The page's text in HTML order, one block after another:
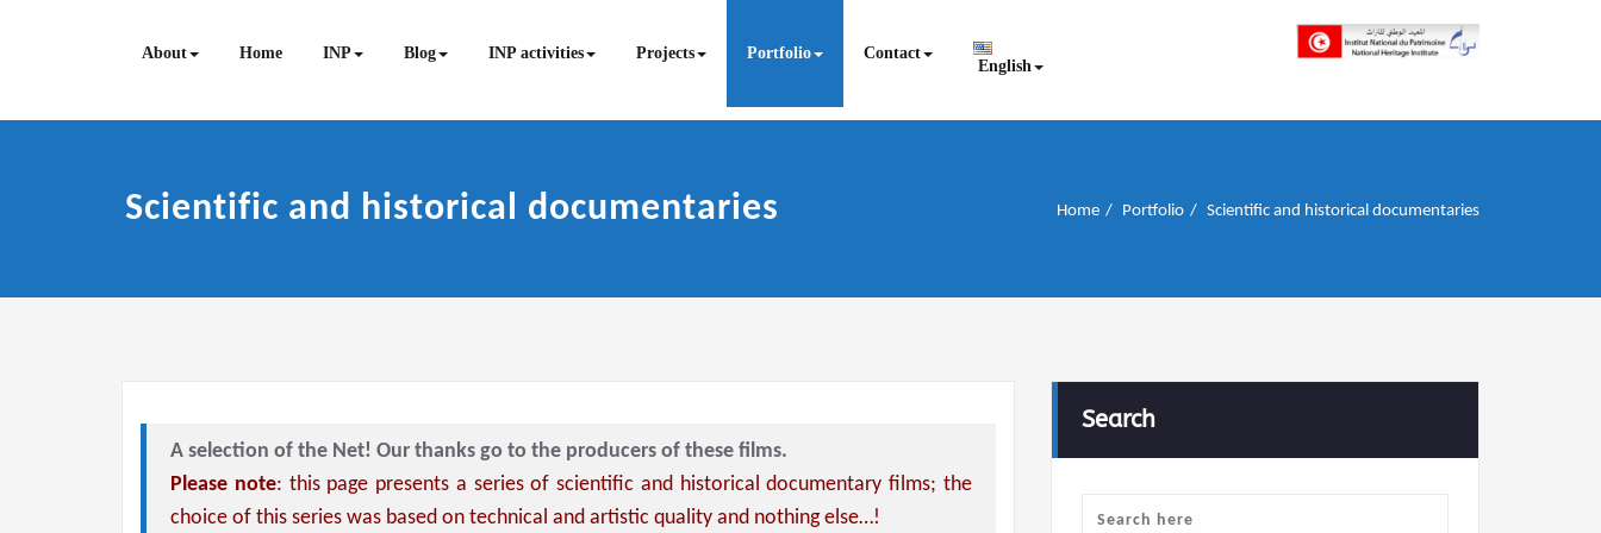
INP المعهد الوطني
إن علم الآثار هو أسمى أنواع البحوث
About Home INP Blog INP activities Projects Portfolio Contact
English
Scientific and historical documentaries Home Portfolio Scientific and historical documentaries
A selection of the Net! Our thanks go to the producers of these films.
Please note: this page presents a series of scientific and historical documentary films; the
choice of this series was based on technical and artistic quality and nothing else…!
Search